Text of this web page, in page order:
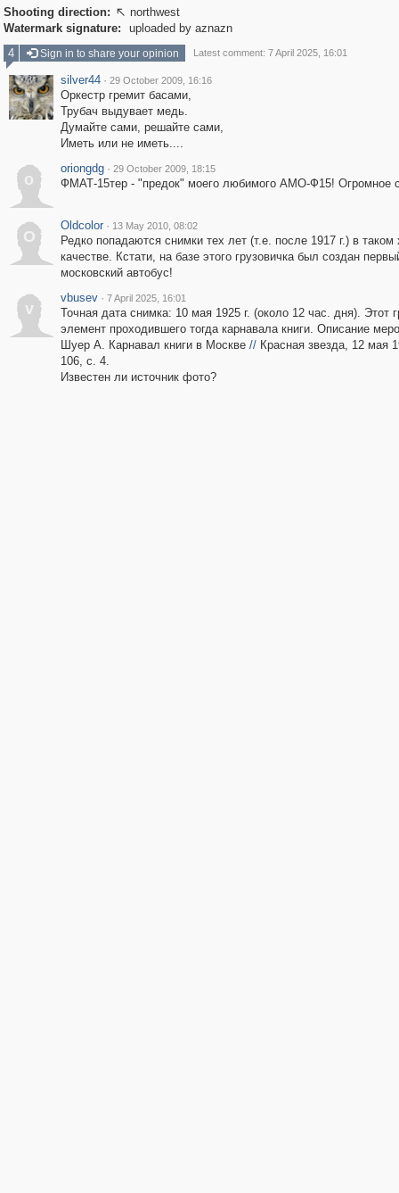
Shooting direction:  northwest
Watermark signature:
uploaded by aznazn
4
Sign in to share your opinion Latest comment: 7 April 2025, 16:01
silver44 · 29 October 2009, 16:16
Оркестр гремит басами,
Трубач выдувает медь.
Думайте сами, решайте сами,
Иметь или не иметь....
o
oriongdg · 29 October 2009, 18:15
ФМАТ-15тер - "предок" моего любимого АМО-Ф15! Огромное
O
Oldcolor · 13 May 2010, 08:02
Редко попадаются снимки тех лет (т.е. после 1917 г.) в
качестве. Кстати, на базе этого грузовичка был создан
московский автобус!
v
vbusev · 7 April 2025, 16:01
Точная дата снимка: 10 мая 1925 г. (около 12 час. дня). Этот
элемент проходившего тогда карнавала книги. Описание
Шуер А. Карнавал книги в Москве //Красная звезда, 12 мая
106, с. 4.
Известен ли источник фото?